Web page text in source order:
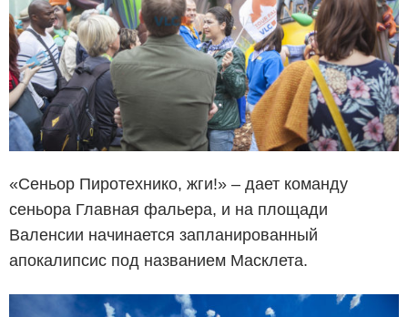
«Сеньор Пиротехнико, жги!» – дает команду
сеньора Главная фальера, и на площади
Валенсии начинается запланированный
апокалипсис под названием Масклета.